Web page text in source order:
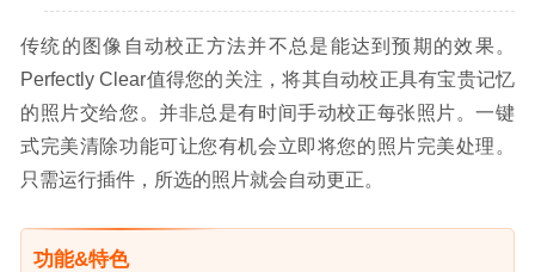
传统的图像自动校正方法并不总是能达到预期的效果。
Perfectly Clear值得您的关注，将其自动校正具有宝贵记忆
的照片交给您。并非总是有时间手动校正每张照片。一键
式完美清除功能可让您有机会立即将您的照片完美处理。
只需运行插件，所选的照片就会自动更正。
功能&特色